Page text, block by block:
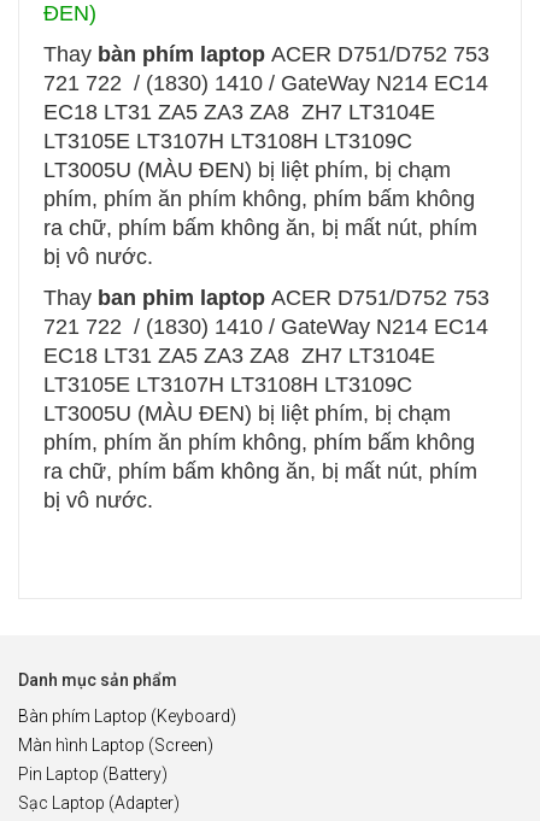
ĐEN)
Thay bàn phím laptop ACER D751/D752 753
721 722 / (1830) 1410 / GateWay N214 EC14
EC18 LT31 ZA5 ZA3 ZA8 ZH7 LT3104E
LT3105E LT3107H LT3108H LT3109C
LT3005U (MÀU ĐEN) bị liệt phím, bị chạm
phím, phím ăn phím không, phím bấm không
ra chữ, phím bấm không ăn, bị mất nút, phím
bị vô nước.
Thay ban phim laptop ACER D751/D752 753
721 722 / (1830) 1410 / GateWay N214 EC14
EC18 LT31 ZA5 ZA3 ZA8 ZH7 LT3104E
LT3105E LT3107H LT3108H LT3109C
LT3005U (MÀU ĐEN) bị liệt phím, bị chạm
phím, phím ăn phím không, phím bấm không
ra chữ, phím bấm không ăn, bị mất nút, phím
bị vô nước.
Danh mục sản phẩm
Bàn phím Laptop (Keyboard)
Màn hình Laptop (Screen)
Pin Laptop (Battery)
Sạc Laptop (Adapter)